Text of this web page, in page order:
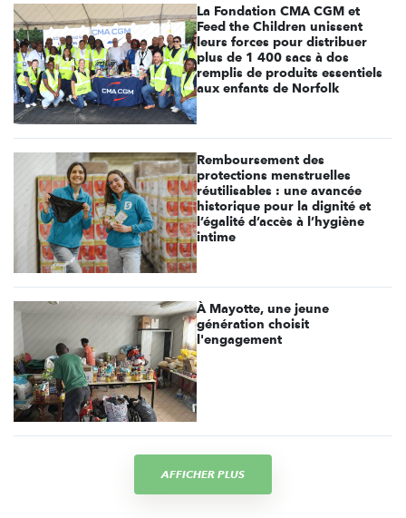
La Fondation CMA CGM et
Feed the Children unissent
leurs forces pour distribuer
plus de 1 400 sacs à dos
remplis de produits essentiels
aux enfants de Norfolk
Remboursement des
protections menstruelles
réutilisables : une avancée
historique pour la dignité et
l’égalité d’accès à l’hygiène
intime
À Mayotte, une jeune
génération choisit
l'engagement
AFFICHER PLUS